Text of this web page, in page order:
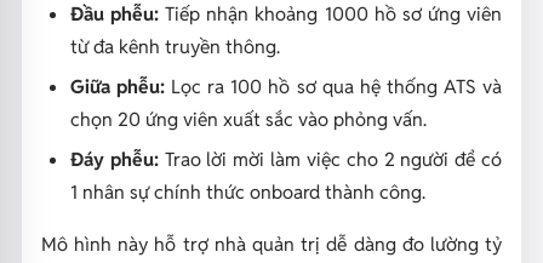
Đầu phễu: Tiếp nhận khoảng 1000 hồ sơ ứng viên
từ đa kênh truyền thông.
Giữa phễu: Lọc ra 100 hồ sơ qua hệ thống ATS và
chọn 20 ứng viên xuất sắc vào phỏng vấn.
Đáy phễu:Trao lời mời làm việc cho 2 người để có
1 nhân sự chính thức onboard thành công.
Mô hình này hỗ trợ nhà quản trị dễ dàng đo lường tỷ